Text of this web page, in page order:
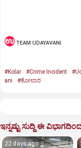
TEAM UDAYAVANI
#Kolar #Crime Incident
ani
#ಕೋಲಾರ
ಇನ್ನಷ್ಟು ಸುದ್ದಿ ಈ
22 days ago